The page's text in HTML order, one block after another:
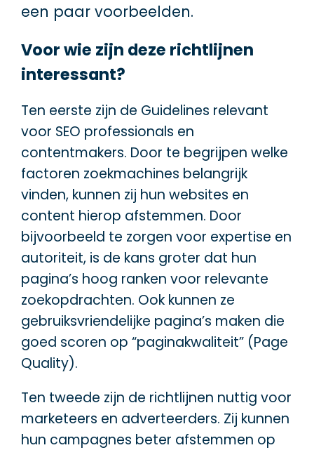
een paar voorbeelden.
Voor wie zijn deze richtlijnen
interessant?
Ten eerste zijn de Guidelines relevant
voor SEO professionals en
contentmakers. Door te begrijpen welke
factoren zoekmachines belangrijk
vinden, kunnen zij hun websites en
content hierop afstemmen. Door
bijvoorbeeld te zorgen voor expertise en
autoriteit, is de kans groter dat hun
pagina’s hoog ranken voor relevante
zoekopdrachten. Ook kunnen ze
gebruiksvriendelijke pagina’s maken die
goed scoren op “paginakwaliteit” (Page
Quality).
Ten tweede zijn de richtlijnen nuttig voor
marketeers en adverteerders. Zij kunnen
hun campagnes beter afstemmen op